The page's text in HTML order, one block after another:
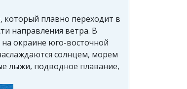
плавно переходит в
направления ветра. В
на окраине юго-восточной
солнцем, морем
лыжи, подводное плавание,